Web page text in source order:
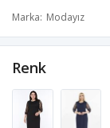
Marka Modayız
Renk